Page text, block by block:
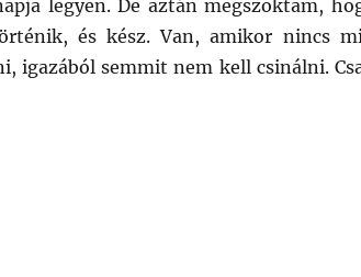
legyen. De aztán megszoktam,
és kész. Van, amikor nincs
igazából semmit nem kell csinálni.